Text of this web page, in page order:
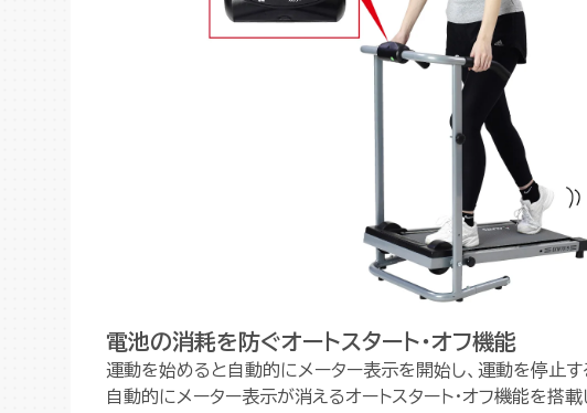
電池の消耗を防ぐオートスタート・オフ機能
運動を始めると自動的にメーター表示を開始し、運動を停止
自動的にメーター表示が消えるオートスタート・オフ機能を搭載